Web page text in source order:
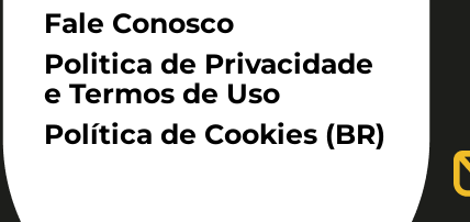
Fale Conosco
Politica de Privacidade
e Termos de Uso
Política de Cookies (BR)